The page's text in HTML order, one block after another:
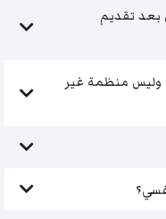
بعد تقديم
منظمة غير